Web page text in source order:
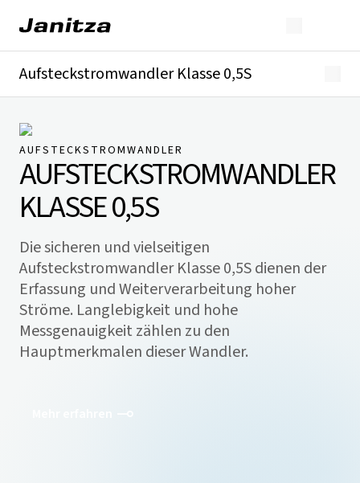
Aufsteckstromwandler Klasse 0,5S
Technische Details
Downloads
AUFSTECKSTROMWANDLER
AUFSTECKSTROMWANDLER
KLASSE 0,5S
Die sicheren und vielseitigen
Aufsteckstromwandler Klasse 0,5S dienen der
Erfassung und Weiterverarbeitung hoher
Ströme. Langlebigkeit und hohe
Messgenauigkeit zählen zu den
Hauptmerkmalen dieser Wandler.